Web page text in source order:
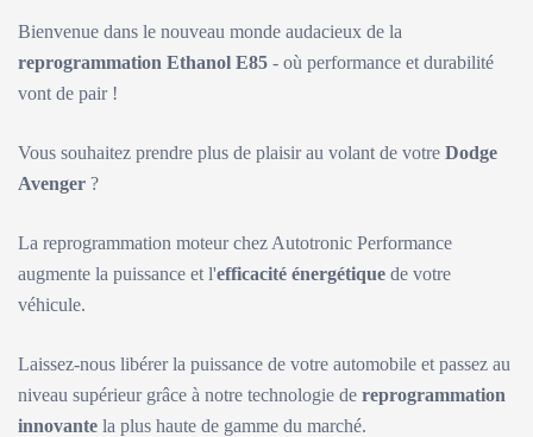
Bienvenue dans le nouveau monde audacieux de la
reprogrammation Ethanol E85 - où performance et durabilité
vont de pair !
Vous souhaitez prendre plus de plaisir au volant de votre Dodge
Avenger ?
La reprogrammation moteur chez Autotronic Performance
augmente la puissance et l'efficacité énergétique de votre
véhicule.
Laissez-nous libérer la puissance de votre automobile et passez au
niveau supérieur grâce à notre technologie de reprogrammation
innovante la plus haute de gamme du marché.